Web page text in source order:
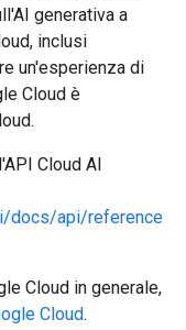
generativa a
inclusi
un'esperienza di
Cloud è
Cloud AI
docs/api/reference
Cloud in generale,
Cloud.